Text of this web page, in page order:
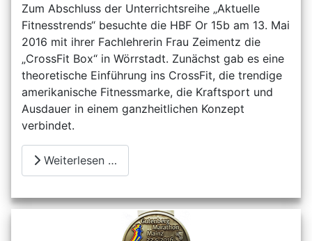
Zum Abschluss der Unterrichtsreihe „Aktuelle
Fitnesstrends“ besuchte die HBF Or 15b am 13. Mai
2016 mit ihrer Fachlehrerin Frau Zeimentz die
„CrossFit Box“ in Wörrstadt. Zunächst gab es eine
theoretische Einführung ins CrossFit, die trendige
amerikanische Fitnessmarke, die Kraftsport und
Ausdauer in einem ganzheitlichen Konzept
verbindet.
Weiterlesen …